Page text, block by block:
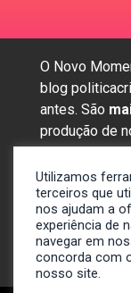
O Novo
blog
antes. São
produção de
assuntos
Sobre
Anunciar
Contato
Utilizamos
terceiros que
nos ajudam a
experiência de
navegar em
concorda com
nosso site.